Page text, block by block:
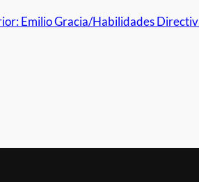
Emilio Gracia/Habilidades